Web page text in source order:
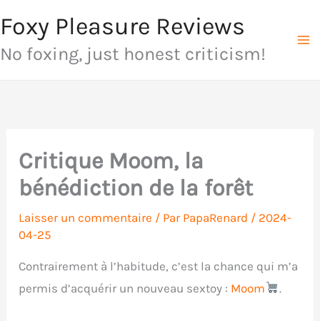
au
contenu
Foxy Pleasure Reviews
No foxing, just honest criticism!
Critique Moom, la
bénédiction de la forêt
Laisser un commentaire / Par PapaRenard / 2024-
04-25
Contrairement à l’habitude, c’est la chance qui m’a
permis d’acquérir un nouveau sextoy : Moom .